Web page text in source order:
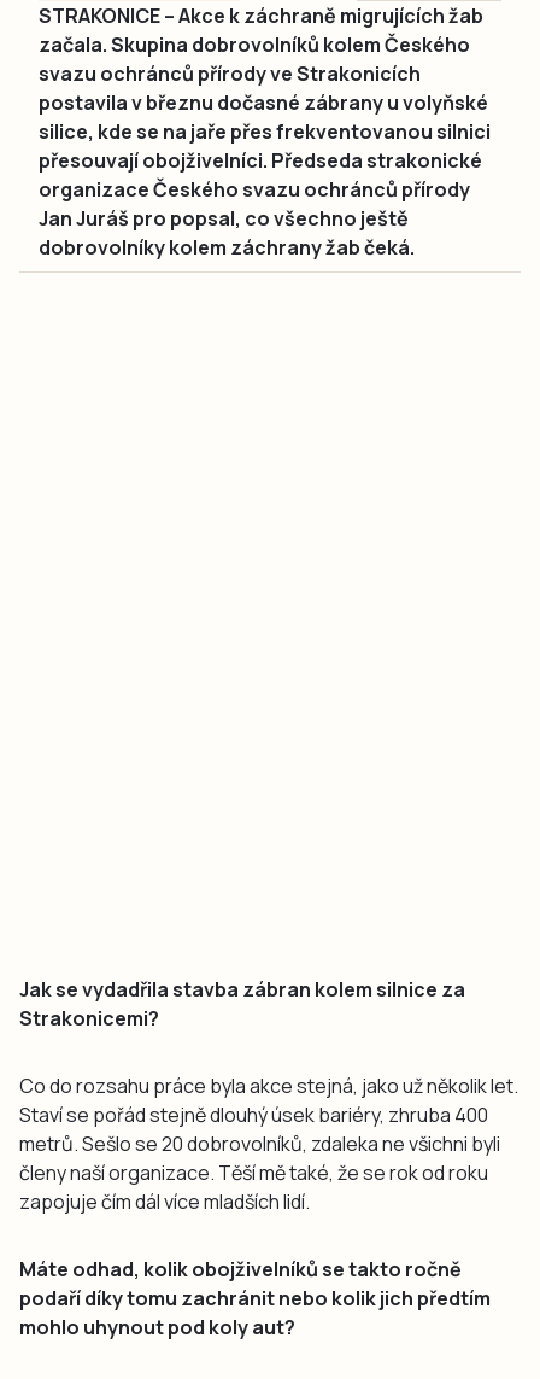
STRAKONICE – Akce k záchraně migrujících žab
začala. Skupina dobrovolníků kolem Českého
svazu ochránců přírody ve Strakonicích
postavila v březnu dočasné zábrany u volyňské
silice, kde se na jaře přes frekventovanou silnici
přesouvají obojživelníci. Předseda strakonické
organizace Českého svazu ochránců přírody
Jan Juráš pro popsal, co všechno ještě
dobrovolníky kolem záchrany žab čeká.
Jak se vydadřila stavba zábran kolem silnice za
Strakonicemi?
Co do rozsahu práce byla akce stejná, jako už několik let.
Staví se pořád stejně dlouhý úsek bariéry, zhruba 400
metrů. Sešlo se 20 dobrovolníků, zdaleka ne všichni byli
členy naší organizace. Těší mě také, že se rok od roku
zapojuje čím dál více mladších lidí.
Máte odhad, kolik obojživelníků se takto ročně
podaří díky tomu zachránit nebo kolik jich předtím
mohlo uhynout pod koly aut?